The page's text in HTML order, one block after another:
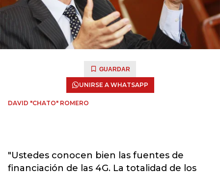
GUARDAR
UNIRSE A WHATSAPP
DAVID "CHATO" ROMERO
"Ustedes conocen bien las fuentes de
financiación de las 4G. La totalidad de los